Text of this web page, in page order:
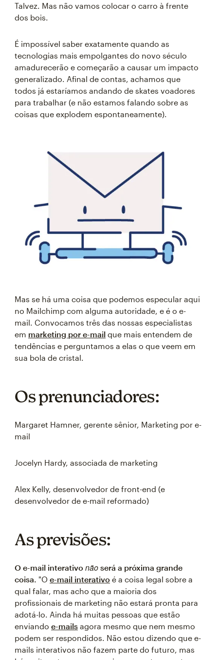
Talvez. Mas não vamos colocar o carro à frente
dos bois.
É impossível saber exatamente quando as
tecnologias mais empolgantes do novo século
amadurecerão e começarão a causar um impacto
generalizado. Afinal de contas, achamos que
todos já estaríamos andando de skates voadores
para trabalhar (e não estamos falando sobre as
coisas que explodem espontaneamente).
Mas se há uma coisa que podemos especular aqui
no Mailchimp com alguma autoridade, e é o e-
mail. Convocamos três das nossas especialistas
em marketing por e-mail que mais entendem de
tendências e perguntamos a elas o que veem em
sua bola de cristal.
Os prenunciadores:
Margaret Hamner, gerente sênior, Marketing por e-
mail
Jocelyn Hardy, associada de marketing
Alex Kelly, desenvolvedor de front-end (e
desenvolvedor de e-mail reformado)
As previsões:
O e-mail interativo não será a próxima grande
coisa. "O e-mail interativo é a coisa legal sobre a
qual falar, mas acho que a maioria dos
profissionais de marketing não estará pronta para
adotá-lo. Ainda há muitas pessoas que estão
enviando e-mails agora mesmo que nem mesmo
podem ser respondidos. Não estou dizendo que e-
mails interativos não fazem parte do futuro, mas